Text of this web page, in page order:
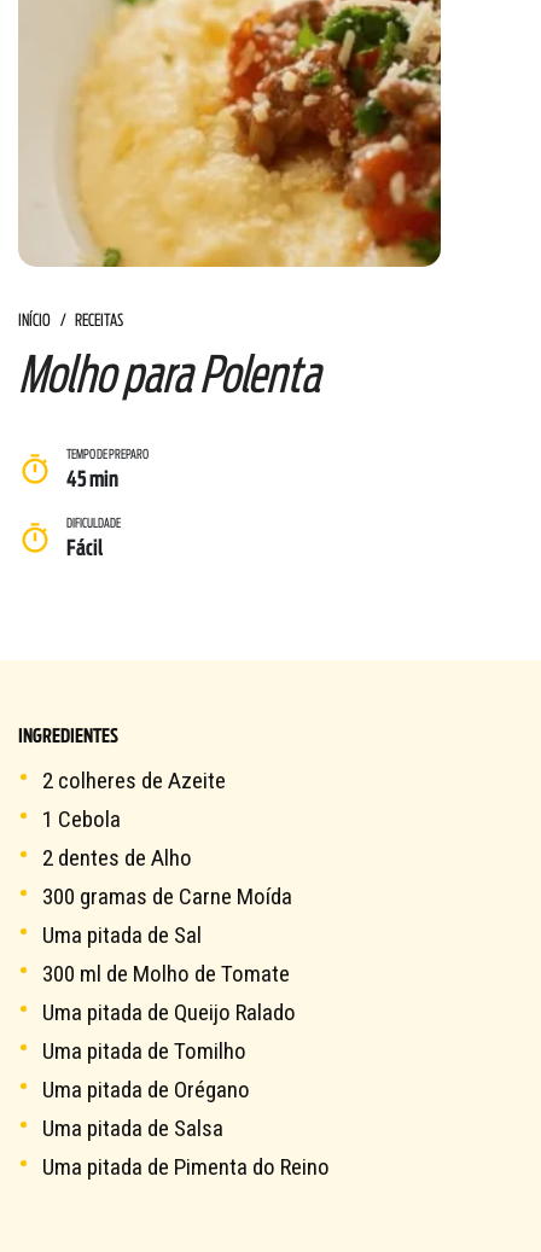
TRABALHE CONOSCO
INÍCIO RECEITAS
Molho para Polenta
TEMPO DE PREPARO
45 min
DIFICULDADE
Fácil
INGREDIENTES
2 colheres de Azeite
1 Cebola
2 dentes de Alho
300 gramas de Carne Moída
Uma pitada de Sal
300 ml de Molho de Tomate
Uma pitada de Queijo Ralado
Uma pitada de Tomilho
Uma pitada de Orégano
Uma pitada de Salsa
Uma pitada de Pimenta do Reino